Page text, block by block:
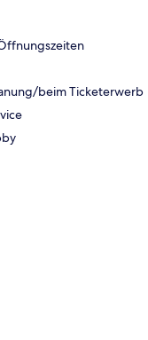
beim Ticketerwerb